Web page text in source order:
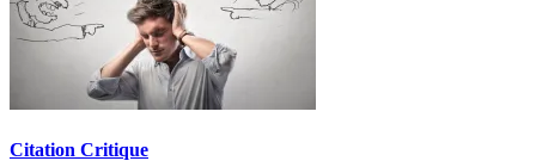
Citation Critique